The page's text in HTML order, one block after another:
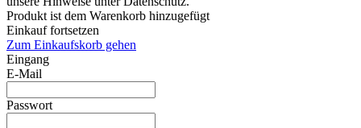
Produkt ist dem Warenkorb hinzugefügt
Einkauf fortsetzen
Zum Einkaufskorb gehen
Eingang
E-Mail
Passwort